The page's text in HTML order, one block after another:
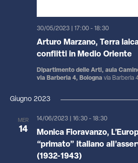
Arturo Marzano, Terra
conflitti in Medio Oriente
30/05/2023 | 17:00- 18:30
Dipartimento delle Arti, aula
via Barberia 4, Bologna via Barberia
Giugno 2023
MER
14
Monica Fioravanzo,
“primato” italiano
(1932-1943)
14/06/2023 | 16:30- 18:30